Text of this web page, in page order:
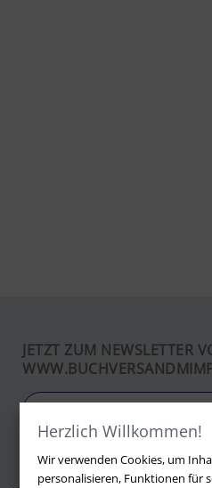
Herzlich Willkommen!
Wir verwenden Cookies, um
personalisieren, Funktionen für
JETZT ZUM NEWSLETTER